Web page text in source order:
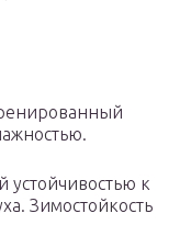
устойчивостью к
Зимостойкость